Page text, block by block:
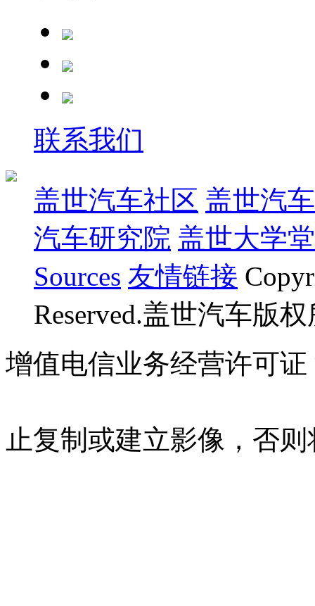
联系我们
盖世汽车社区 盖世汽
汽车研究院 盖世大学堂
Sources 友情链接
Reserved.盖世汽车版
增值电信业务经营许可证
止复制或建立影像，否